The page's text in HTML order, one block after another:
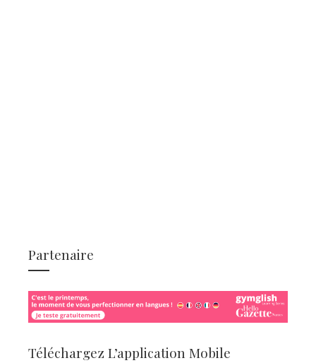
Partenaire
Téléchargez L’application Mobile